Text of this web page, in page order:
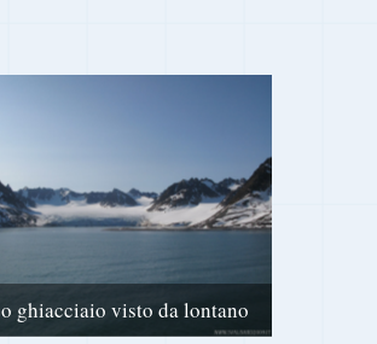
ghiacciaio visto da lontano